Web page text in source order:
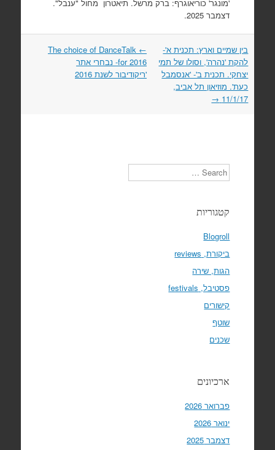
'מונגר' כוריאוגרף: ברק מרשל. תיאטרון מחול "ענבל".
דצמבר 2025.
Post
navigation
←
The choice of DanceTalk
for 2016- נבחרי אתר
'ריקודיבור לשנת 2016
בין שמיים וארץ: תכנית א'-
להקת 'נהרה', וסולו של תמי
יצחקי. תכנית ב'- 'אנסמבל
כעת'. מוזיאון תל אביב,
11/1/17
→
Search
קטגוריות
Blogroll
ביקורת, reviews
הגות, שירה
פסטיבל, festivals
קישורים
שוטף
שכנים
ארכיונים
פברואר 2026
ינואר 2026
דצמבר 2025